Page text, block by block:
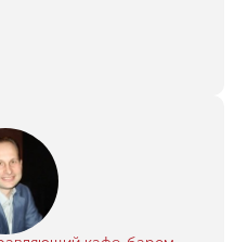
без которых не
мне дала